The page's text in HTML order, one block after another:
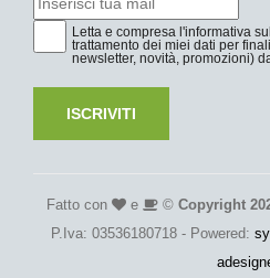
Letta e compresa l'informativa
trattamento dei miei dati per
newsletter, novità, promozioni)
ISCRIVITI
Fatto con e © Copyright
P.Iva: 03536180718 - Powered: